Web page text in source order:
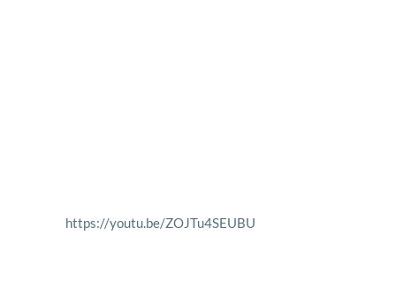
https://youtu.be/ZOJTu4SEUBU